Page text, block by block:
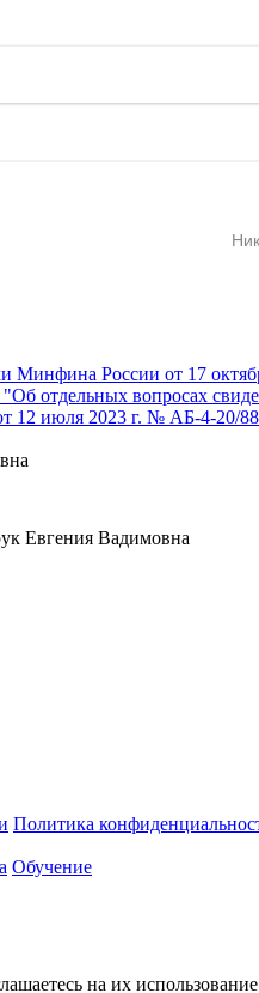
Минфина России от 17
отдельных вопросах
12 июля 2023 г. № АБ-4-20/
Евгения Вадимовна
Политика
Обучение
на их